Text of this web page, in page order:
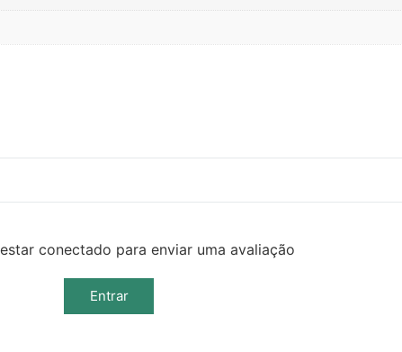
conectado para enviar uma avaliação
Entrar